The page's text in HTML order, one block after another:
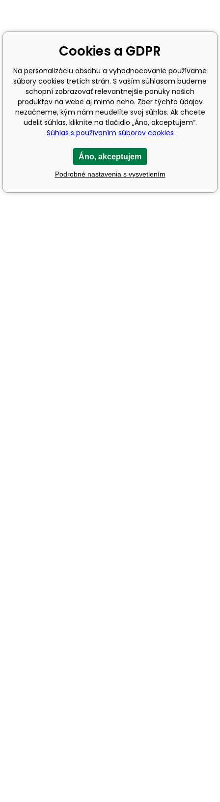
Cookies a GDPR
Na personalizáciu obsahu a vyhodnocovanie používame
súbory cookies tretích strán. S vaším súhlasom budeme
schopní zobrazovať relevantnejšie ponuky našich
produktov na webe aj mimo neho. Zber týchto údajov
nezačneme, kým nám neudelíte svoj súhlas. Ak chcete
udeliť súhlas, kliknite na tlačidlo „Áno, akceptujem“.
Súhlas s používaním súborov cookies
Áno, akceptujem
Podrobné nastavenia s vysvetlením